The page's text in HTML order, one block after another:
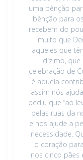
uma bênção
bênção para
recebem do
muito que
aqueles que
dízimo, que
celebração de
é aquela
assim nós
pediu que “ao
pelas ruas da
e nos ajude a
necessidade.
o coração
nos cinco pães